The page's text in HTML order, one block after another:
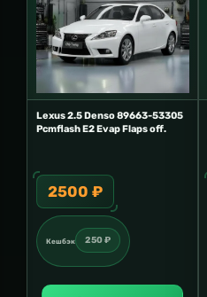
Lexus 2.5 Denso 89663-53305
Pcmflash E2 Evap Flaps off.
2500 ₽
Кешбэк 250 ₽